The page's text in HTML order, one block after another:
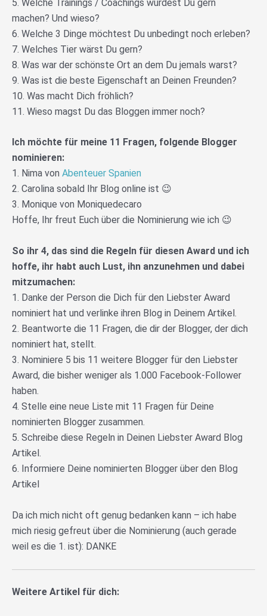
5. Welche Trainings / Coachings würdest Du gern
machen? Und wieso?
6. Welche 3 Dinge möchtest Du unbedingt noch erleben?
7. Welches Tier wärst Du gern?
8. Was war der schönste Ort an dem Du jemals warst?
9. Was ist die beste Eigenschaft an Deinen Freunden?
10. Was macht Dich fröhlich?
11. Wieso magst Du das Bloggen immer noch?
Ich möchte für meine 11 Fragen, folgende Blogger
nominieren:
1. Nima von Abenteuer Spanien
2. Carolina sobald Ihr Blog online ist 😉
3. Monique von Moniquedecaro
Hoffe, Ihr freut Euch über die Nominierung wie ich 😉
So ihr 4, das sind die Regeln für diesen Award und ich
hoffe, ihr habt auch Lust, ihn anzunehmen und dabei
mitzumachen:
1. Danke der Person die Dich für den Liebster Award
nominiert hat und verlinke ihren Blog in Deinem Artikel.
2. Beantworte die 11 Fragen, die dir der Blogger, der dich
nominiert hat, stellt.
3. Nominiere 5 bis 11 weitere Blogger für den Liebster
Award, die bisher weniger als 1.000 Facebook-Follower
haben.
4. Stelle eine neue Liste mit 11 Fragen für Deine
nominierten Blogger zusammen.
5. Schreibe diese Regeln in Deinen Liebster Award Blog
Artikel.
6. Informiere Deine nominierten Blogger über den Blog
Artikel
Da ich mich nicht oft genug bedanken kann – ich habe
mich riesig gefreut über die Nominierung (auch gerade
weil es die 1. ist): DANKE
Weitere Artikel für dich: